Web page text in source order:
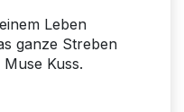
Leben
ganze Streben
Kuss.